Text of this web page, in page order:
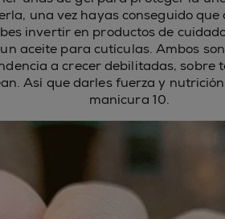
una vez hayas conseguido
invertir en productos de
aceite para cutículas. Ambos
a crecer debilitadas, sobre
Así que darles fuerza y
manicura 10.